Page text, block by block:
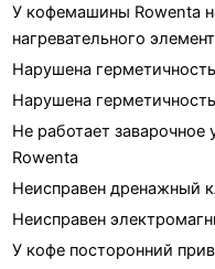
У кофемашины Rowenta
нагревательного
Нарушена
Нарушена
Не работает
Rowenta
Неисправен дренажный
Неисправен
У кофе посторонний